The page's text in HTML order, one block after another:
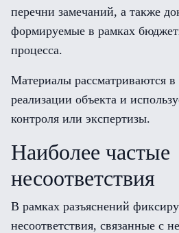
перечни замечаний, а также
формируемые в рамках
процесса.
Материалы рассматриваются в
реализации объекта и
контроля или экспертизы.
Наиболее частые
несоответствия
В рамках разъяснений
несоответствия, связанные с